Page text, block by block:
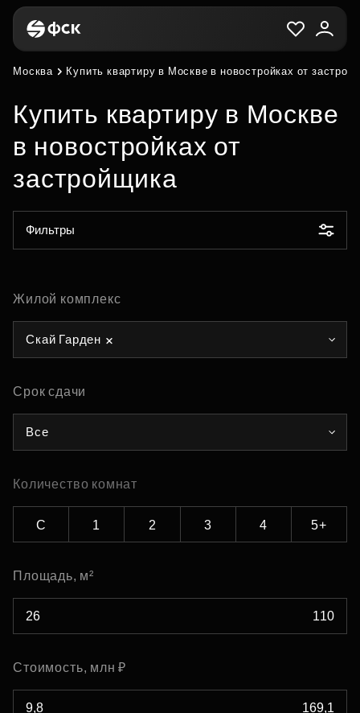
Москва Купить квартиру в Москве в новостройках от
Купить квартиру в Москве
в новостройках от
застройщика
Фильтры
Жилой комплекс
Скай Гарден
Срок сдачи
Все
Количество комнат
С 1 2 3 4 5+
Площадь, м²
Стоимость, млн ₽